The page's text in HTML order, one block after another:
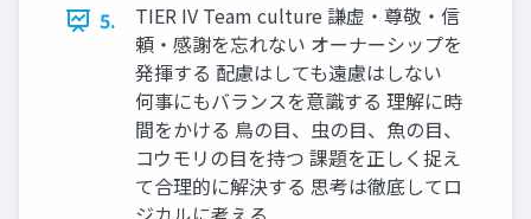
5.
TIER IV Team culture 謙虚・尊敬・信
頼・感謝を忘れない オーナーシップを
発揮する 配慮はしても遠慮はしない
何事にもバランスを意識する 理解に時
間をかける 鳥の目、虫の目、魚の目、
コウモリの目を持つ 課題を正しく捉え
て合理的に解決する 思考は徹底してロ